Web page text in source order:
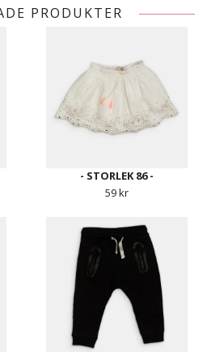
PRODUKTER
- STORLEK 86 -
59 kr